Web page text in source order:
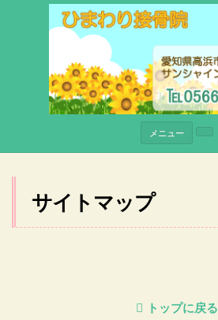
メニュー
サイトマップ
トップに戻る